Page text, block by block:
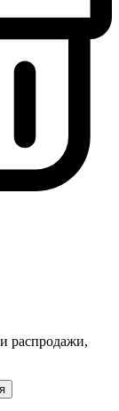
распродажи,